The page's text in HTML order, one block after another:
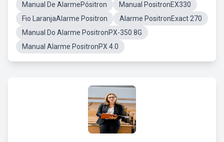
Manual De AlarmePósitron
Manual PositronEX330
Fio LaranjaAlarme Positron
Alarme PositronExact 270
Manual Do Alarme PositronPX-350 8G
Manual Alarme PositronPX 4.0